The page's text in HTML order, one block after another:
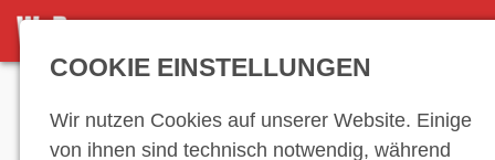
DETAILANSICHT
COOKIE EINSTELLUNGEN
Wir nutzen Cookies auf unserer Website. Einige
von ihnen sind technisch notwendig, während